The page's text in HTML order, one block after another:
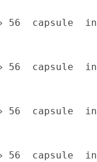
56  capsule  in
56  capsule  in
56  capsule  in
56  capsule  in